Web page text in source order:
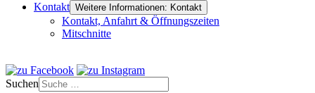
Kontakt Weitere Informationen: Kontakt
Kontakt, Anfahrt & Öffnungszeiten
Mitschnitte
Suchen